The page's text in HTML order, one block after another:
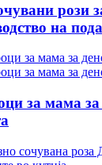
рози
на
за мама за